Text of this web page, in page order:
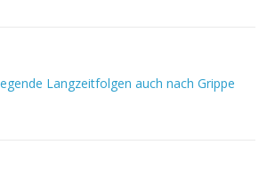
Langzeitfolgen auch nach Grippe